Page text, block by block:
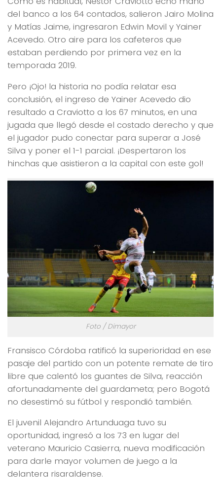
del banco a los 64 contados, salieron Jairo Molina
y Matías Jaime, ingresaron Edwin Movil y Yainer
Acevedo. Otro aire para los cafeteros que
estaban perdiendo por primera vez en la
temporada 2019.
Pero ¡Ojo! la historia no podía relatar esa
conclusión, el ingreso de Yainer Acevedo dio
resultado a Craviotto a los 67 minutos, en una
jugada que llegó desde el costado derecho y que
el jugador pudo conectar para superar a José
Silva y poner el 1-1 parcial. ¡Despertaron los
hinchas que asistieron a la capital con este gol!
Foto / Dimayor
Fransisco Córdoba ratificó la superioridad en ese
pasaje del partido con un potente remate de tiro
libre que calentó los guantes de Silva, reacción
afortunadamente del guardameta; pero Bogotá
no desestimó su fútbol y respondió también.
El juvenil Alejandro Artunduaga tuvo su
oportunidad, ingresó a los 73 en lugar del
veterano Mauricio Casierra, nueva modificación
para darle mayor volumen de juego a la
delantera risaraldense.